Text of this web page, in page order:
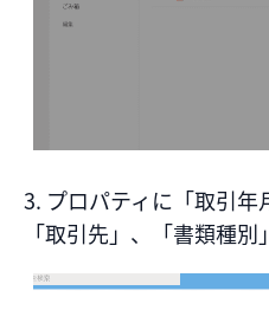
3. プロパティに「取引年
「取引先」、「書類種別